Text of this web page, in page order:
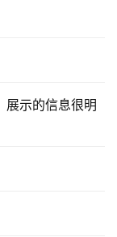
展示的信息很明